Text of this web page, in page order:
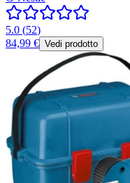
5.0 (52)
84,99 € Vedi prodotto